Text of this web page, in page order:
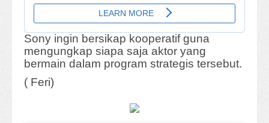
Sony ingin bersikap kooperatif guna
mengungkap siapa saja aktor yang
bermain dalam program strategis tersebut.
( Feri)